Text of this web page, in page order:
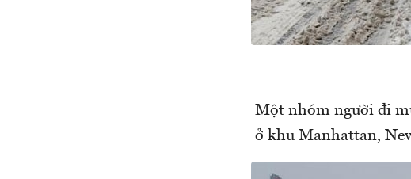
Một nhóm người đi
ở khu Manhattan,